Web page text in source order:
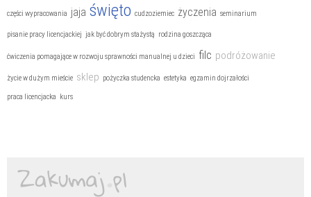
części wypracowania jaja święto cudzoziemiec życzenia seminarium
pisanie pracy licencjackiej jak być dobrym stażystą rodzina goszcząca
ćwiczenia pomagające w rozwoju sprawności manualnej u dzieci filc podróżowanie
życie w dużym mieście sklep pożyczka studencka estetyka egzamin dojrzałości
praca licencjacka kurs